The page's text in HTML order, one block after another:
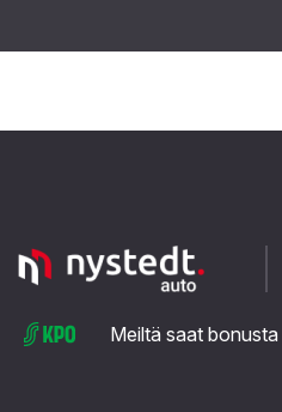
Meiltä saat bonusta